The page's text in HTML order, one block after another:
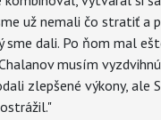
už nemali čo stratiť a
dali. Po ňom mal
musím
zlepšené výkony, ale